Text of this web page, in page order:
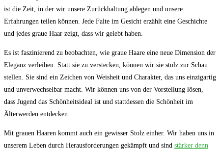
ist die Zeit, in der‍ wir unsere Zurückhaltung ablegen und unsere‌
Erfahrungen teilen ⁤können. Jede ‌Falte ⁤im ​Gesicht erzählt eine Geschichte‍
und jedes graue Haar⁣ zeigt, dass wir gelebt‌ haben.
Es ist faszinierend zu‍ beobachten, wie⁢ graue Haare eine neue ⁤Dimension der
Eleganz verleihen. Statt sie zu ‍verstecken,‍ können wir sie stolz zur Schau
stellen. Sie sind ein Zeichen von Weisheit und Charakter, das uns⁣ einzigartig
‍und unverwechselbar macht. Wir ⁢können uns von der​ Vorstellung ⁤lösen,
⁣dass ​Jugend das Schönheitsideal ‍ist⁤ und⁢ stattdessen ‌die​ Schönheit ⁣im
⁤Älterwerden ‍entdecken.
Mit grauen‍ Haaren kommt ⁤auch ein gewisser Stolz einher. Wir⁣ haben uns in
unserem Leben durch Herausforderungen gekämpft und sind stärker denn